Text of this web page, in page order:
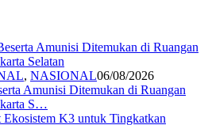
, NASIONAL06/08/2026
Amunisi Ditemukan di Ruangan
S…